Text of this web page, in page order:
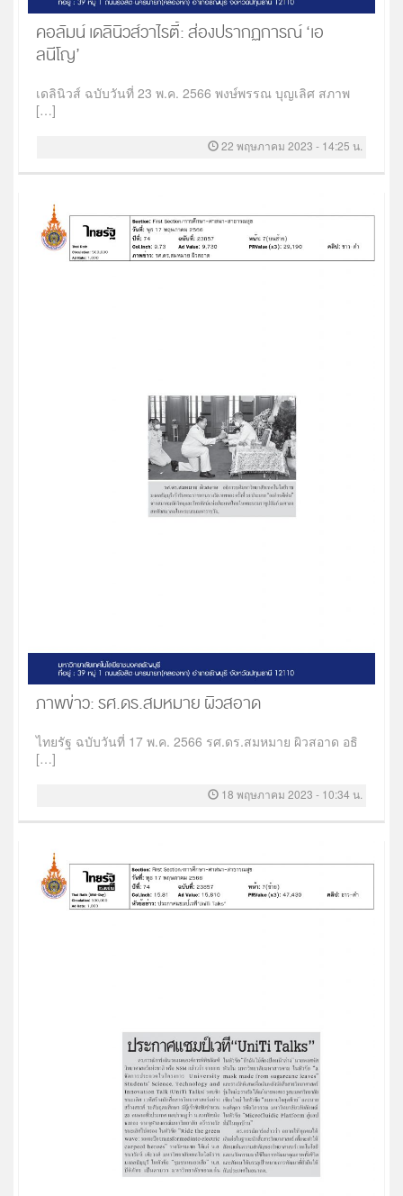
คอลัมน์ เดลินิวส์วาไรตี้: ส่องปรากฏการณ์ ‘เอ
ลนีโญ’
เดลินิวส์ ฉบับวันที่ 23 พ.ค. 2566 พงษ์พรรณ บุญเลิศ สภาพ
[…]
22 พฤษภาคม 2023 - 14:25 น.
ภาพข่าว: รศ.ดร.สมหมาย ผิวสอาด
ไทยรัฐ ฉบับวันที่ 17 พ.ค. 2566 รศ.ดร.สมหมาย ผิวสอาด อธิ
[…]
18 พฤษภาคม 2023 - 10:34 น.